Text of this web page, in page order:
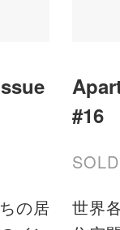
の居
#16
世界